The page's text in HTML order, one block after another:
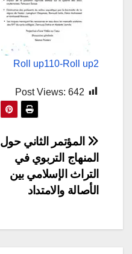
Roll up110-Roll up2
Post Views: 642
تصفّح
المقالات
المؤتمر الثاني حول
المنهاج التربوي في
التراث الإسلامي بين
الأصالة والامتداد